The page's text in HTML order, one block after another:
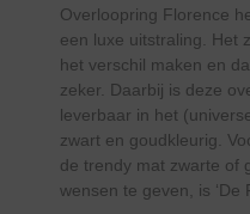
Overloopring Florence
een luxe uitstraling. Het
het verschil maken en
zeker. Daarbij is deze
leverbaar in het
zwart en goudkleurig.
de trendy mat zwarte of
wensen te geven, is ‘De